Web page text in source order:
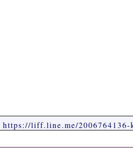
https://liff.line.me/2006764136-